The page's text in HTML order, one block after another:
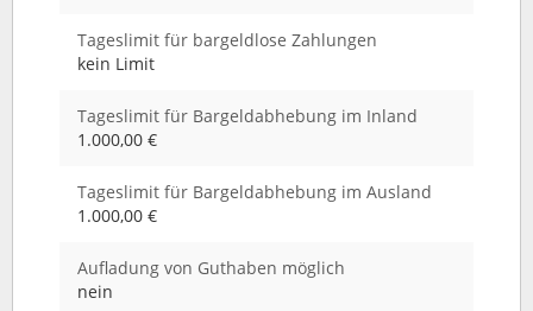
Tageslimit für bargeldlose Zahlungen
kein Limit
Tageslimit für Bargeldabhebung im Inland
1.000,00 €
Tageslimit für Bargeldabhebung im Ausland
1.000,00 €
Aufladung von Guthaben möglich
nein